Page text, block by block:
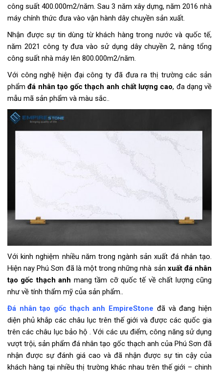
công suất 400.000m2/năm. Sau 3 năm xây dựng, năm 2016 nhà
máy chính thức đưa vào vận hành dây chuyền sản xuất.
Nhận được sự tin dùng từ khách hàng trong nước và quốc tế,
năm 2021 công ty đưa vào sử dụng dây chuyền 2, nâng tổng
công suất nhà máy lên 800.000m2/năm.
Với công nghệ hiện đại công ty đã đưa ra thị trường các sản
phẩmđá nhân tạo gốc thạch anh chất lượng cao, đa dạng về
mẫu mã sản phẩm và màu sắc..
Với kinh nghiệm nhiều năm trong ngành sản xuất đá nhân tạo.
Hiện nay Phú Sơn đã là một trong những nhà sản xuất đá nhân
tạo gốc thạch anh mang tầm cỡ quốc tế về chất lượng cũng
như về tính thẩm mỹ của sản phẩm..
Đá nhân tạo gốc thạch anh EmpireStone đã và đang hiện
diện phủ khắp các châu lục trên thế giới và được các quốc gia
trên các châu lục bảo hộ . Với các ưu điểm, công năng sử dụng
vượt trội, sản phẩm đá nhân tạo gốc thạch anh của Phú Sơn đã
nhận được sự đánh giá cao và đã nhận được sự tin cậy của
khách hàng tại nhiều thị trường khác nhau trên thế giới – chinh